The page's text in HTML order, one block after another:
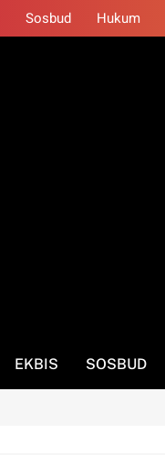
Sosbud Hukum
EKBIS SOSBUD